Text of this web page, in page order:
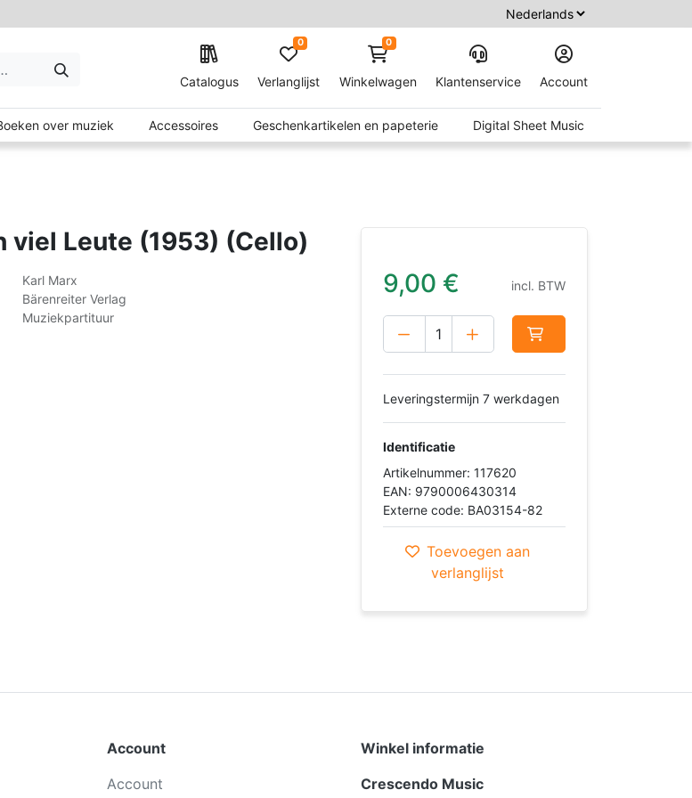
Catalogus Verlanglijst
0 0
Winkelwagen Klantenservice Account
over muziek Accessoires Geschenkartikelen en papeterie Digital Sheet Music
viel Leute (1953) (Cello)
Karl Marx
Bärenreiter Verlag
Muziekpartituur
9,00 € incl. BTW
Leveringstermijn 7 werkdagen
Identificatie
Artikelnummer: 117620
EAN: 9790006430314
Externe code: BA03154-82
Toevoegen aan
verlanglijst
Account
Account
Winkel informatie
Crescendo Music